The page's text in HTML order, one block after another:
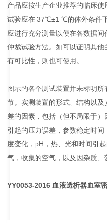
产品应按生产企业推荐的临床使
试验应在 37℃±1 ℃的体外条件
应进行充分测量以便在各数据
仲裁试验方法。如可以证明其
有可比性，则也可使用。
图示的各个测试装置并未标明
节。实测装置的形式、结构以
差的因素，包括（但不局限于
引起的压力误差，参数稳定时
度变化，pH，热、光和时间引
气，收集的空气，以及因杂质、
YY0053-2016 血液透析器血室